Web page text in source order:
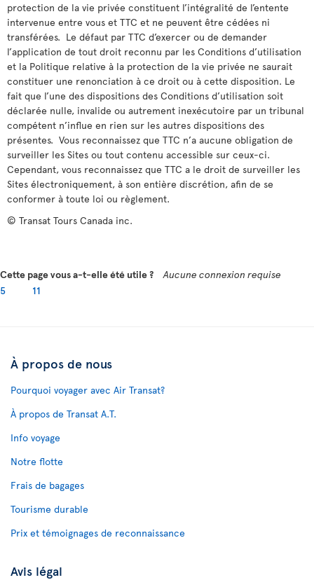
protection de la vie privée constituent l’intégralité de l’entente
intervenue entre vous et TTC et ne peuvent être cédées ni
transférées. Le défaut par TTC d’exercer ou de demander
l’application de tout droit reconnu par les Conditions d’utilisation
et la Politique relative à la protection de la vie privée ne saurait
constituer une renonciation à ce droit ou à cette disposition. Le
fait que l’une des dispositions des Conditions d’utilisation soit
déclarée nulle, invalide ou autrement inexécutoire par un tribunal
compétent n’influe en rien sur les autres dispositions des
présentes. Vous reconnaissez que TTC n’a aucune obligation de
surveiller les Sites ou tout contenu accessible sur ceux-ci.
Cependant, vous reconnaissez que TTC a le droit de surveiller les
Sites électroniquement, à son entière discrétion, afin de se
conformer à toute loi ou règlement.
© Transat Tours Canada inc.
Cette page vous a-t-elle été utile ?
Aucune connexion requise
5
11
À propos de nous
Pourquoi voyager avec Air Transat?
À propos de Transat A.T.
Info voyage
Notre flotte
Frais de bagages
Tourisme durable
Prix et témoignages de reconnaissance
Avis légal